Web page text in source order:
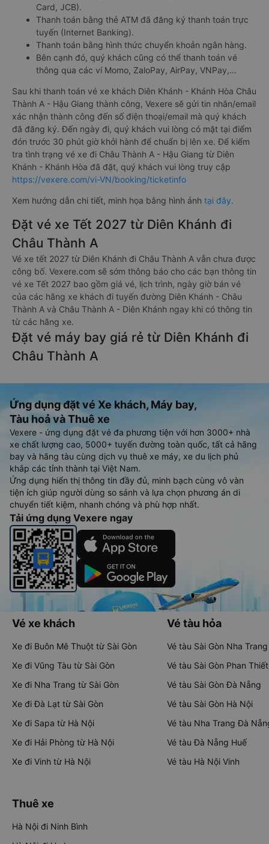
Card, JCB).
Thanh toán bằng thẻ ATM đã đăng ký thanh toán trực
tuyến (Internet Banking).
Thanh toán bằng hình thức chuyển khoản ngân hàng.
Bên cạnh đó, quý khách cũng có thể thanh toán vé
thông qua các ví Momo, ZaloPay, AirPay, VNPay,…
Sau khi thanh toán vé xe khách Diên Khánh - Khánh Hòa Châu
Thành A - Hậu Giang thành công, Vexere sẽ gửi tin nhắn/email
xác nhận thành công đến số điện thoại/email mà quý khách
đã đăng ký. Đến ngày đi, quý khách vui lòng có mặt tại điểm
đón trước 30 phút giờ khởi hành để chuẩn bị lên xe. Để kiểm
tra tình trạng vé xe đi Châu Thành A - Hậu Giang từ Diên
Khánh - Khánh Hòa đã đặt, quý khách vui lòng truy cập
https://vexere.com/vi-VN/booking/ticketinfo
Xem hướng dẫn chi tiết, minh họa bằng hình ảnh tại đây.
Đặt vé xe Tết 2027 từ Diên Khánh đi
Châu Thành A
Vé xe tết 2027 từ Diên Khánh đi Châu Thành A vẫn chưa được
công bố. Vexere.com sẽ sớm thông báo cho các bạn thông tin
vé xe Tết 2027 bao gồm giá vé, lịch trình, ngày giờ bán vé
của các hãng xe khách đi tuyến đường Diên Khánh - Châu
Thành A và Châu Thành A - Diên Khánh ngay khi có thông tin
từ các hãng xe.
Đặt vé máy bay giá rẻ từ Diên Khánh đi
Châu Thành A
Ứng dụng đặt vé Xe khách, Máy bay,
Tàu hoả và Thuê xe
Vexere - ứng dụng đặt vé đa phương tiện với hơn 3000+ nhà
xe chất lượng cao, 5000+ tuyến đường toàn quốc, tất cả hãng
bay và hãng tàu cùng dịch vụ thuê xe máy, xe du lịch phủ
khắp các tỉnh thành tại Việt Nam.
Ứng dụng hiển thị thông tin đầy đủ, minh bạch cùng vô vàn
tiện ích giúp người dùng so sánh và lựa chọn phương án di
chuyển tiết kiệm, nhanh chóng và phù hợp nhất.
Tải ứng dụng Vexere ngay
Vé xe khách
Xe đi Buôn Mê Thuột từ Sài Gòn
Xe đi Vũng Tàu từ Sài Gòn
Xe đi Nha Trang từ Sài Gòn
Xe đi Đà Lạt từ Sài Gòn
Xe đi Sapa từ Hà Nội
Xe đi Hải Phòng từ Hà Nội
Xe đi Vinh từ Hà Nội
Vé tàu hỏa
Vé tàu Sài Gòn Nha Trang
Vé tàu Sài Gòn Phan Thiết
Vé tàu Sài Gòn Đà Nẵng
Vé tàu Sài Gòn Hà Nội
Vé tàu Nha Trang Đà
Vé tàu Đà Nẵng Huế
Vé tàu Hà Nội Vinh
Thuê xe
Hà Nội đi Ninh Bình